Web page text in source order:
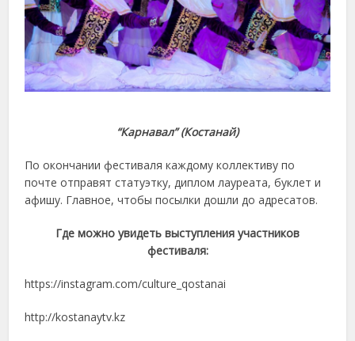
“Карнавал” (Костанай)
По окончании фестиваля каждому коллективу по
почте отправят статуэтку, диплом лауреата, буклет и
афишу. Главное, чтобы посылки дошли до адресатов.
Где можно увидеть выступления участников
фестиваля:
https://instagram.com/culture_qostanai
http://kostanaytv.kz